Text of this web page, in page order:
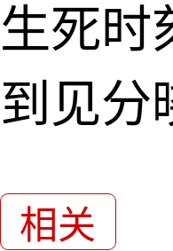
生死时
到见分
相关